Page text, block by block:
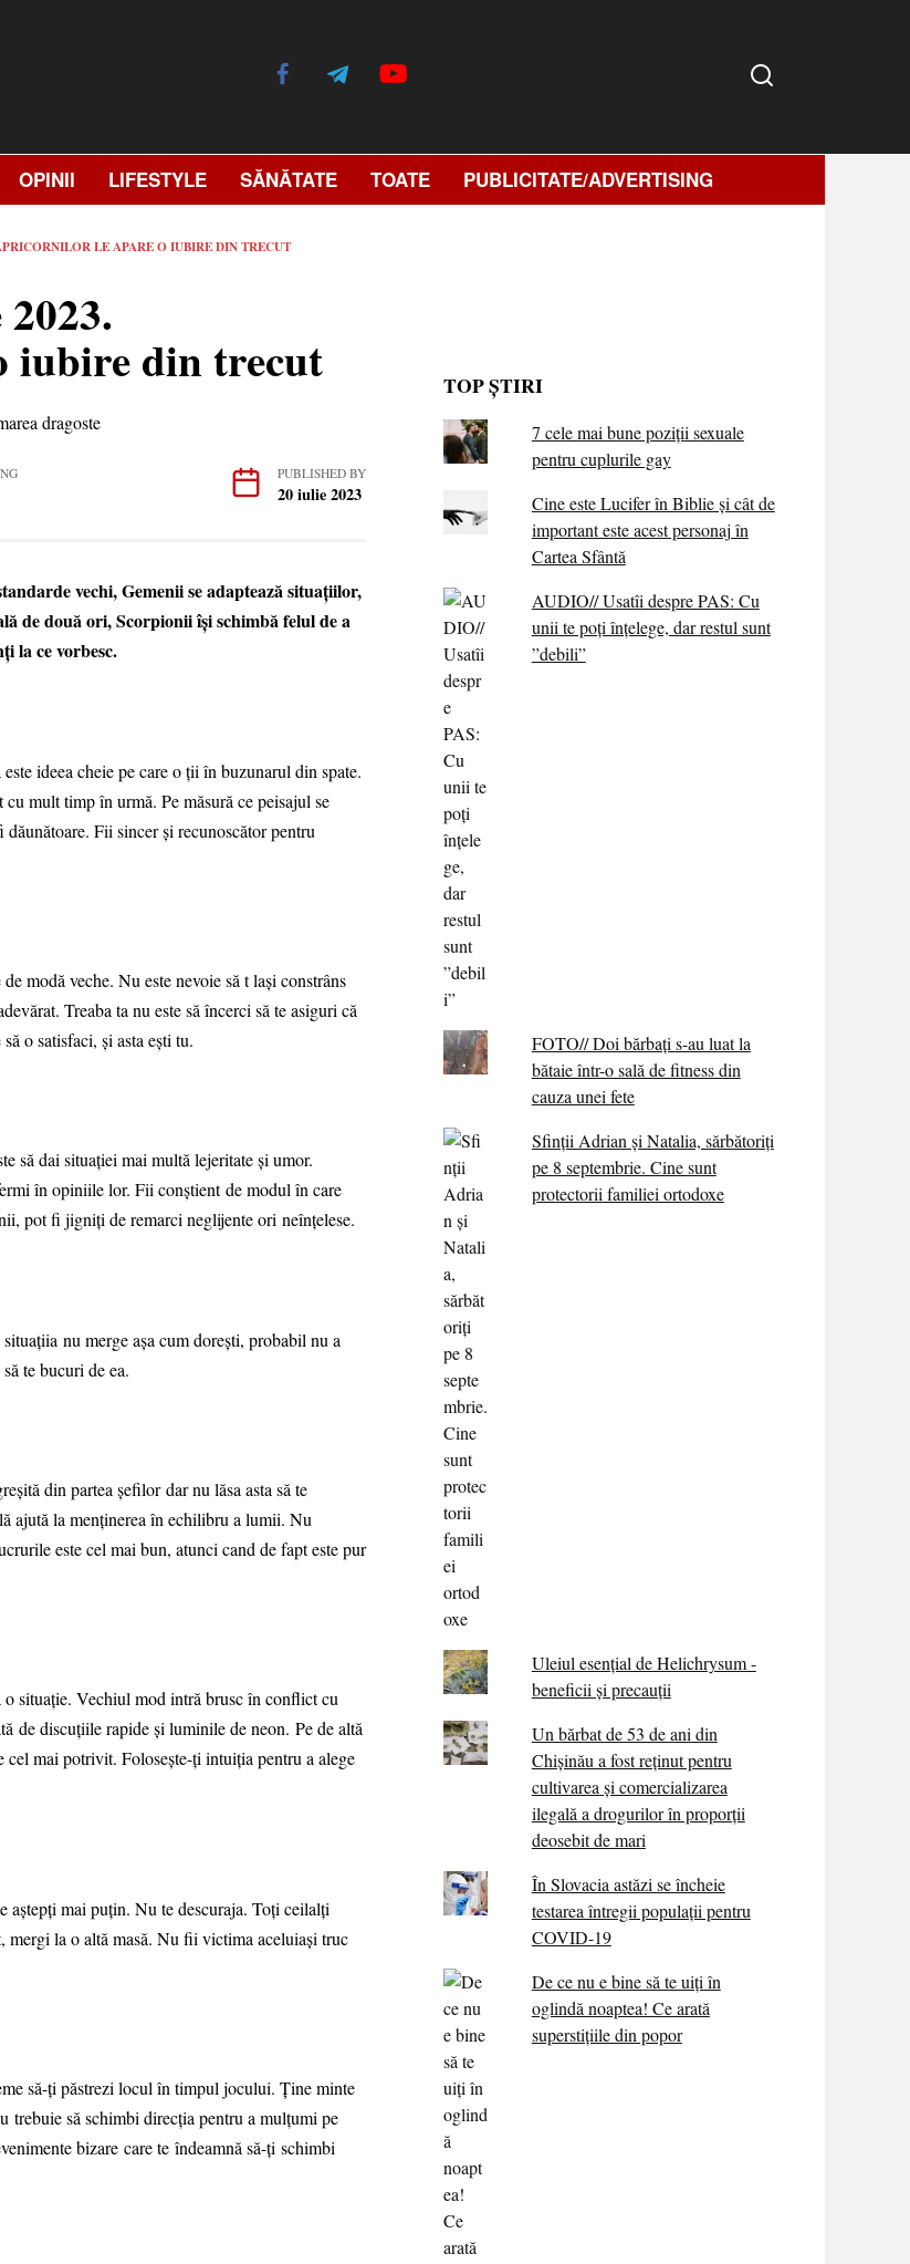
OPINII LIFESTYLE SĂNĂTATE TOATE PUBLICITATE/ADVERTISING
LE APARE O IUBIRE DIN TRECUT
iubire din trecut
PUBLISHED BY
20 iulie 2023
vechi, Gemenii se adaptează situațiilor,
de două ori, Scorpionii își schimbă felul de a
la ce vorbesc.
ideea cheie pe care o ții în buzunarul din spate.
mult timp în urmă. Pe măsură ce peisajul se
Fii sincer și recunoscător pentru
modă veche. Nu este nevoie să t lași constrâns
Treaba ta nu este să încerci să te asiguri că
o satisfaci, și asta ești tu.
să dai situației mai multă lejeritate și umor.
în opiniile lor. Fii conștient de modul în care
pot fi jigniți de remarci neglijente ori neînțelese.
nu merge așa cum dorești, probabil nu a
te bucuri de ea.
din partea șefilor dar nu lăsa asta să te
ajută la menținerea în echilibru a lumii. Nu
este cel mai bun, atunci cand de fapt este pur
o situație. Vechiul mod intră brusc în conflict cu
de discuțiile rapide și luminile de neon. Pe de altă
cel mai potrivit. Folosește-ți intuiția pentru a alege
aștepți mai puțin. Nu te descuraja. Toți ceilalți
mergi la o altă masă. Nu fii victima aceluiași truc
să-ți păstrezi locul în timpul jocului. Ține minte
trebuie să schimbi direcția pentru a mulțumi pe
bizare care te îndeamnă să-ți schimbi
TOP ȘTIRI
7 cele mai bune poziții sexuale
pentru cuplurile gay
Cine este Lucifer în Biblie și cât de
important este acest personaj în
Cartea Sfântă
AUDIO// Usatîi despre PAS: Cu
unii te poți înțelege, dar restul sunt
”debili”
FOTO// Doi bărbați s-au luat la
bătaie într-o sală de fitness din
cauza unei fete
Sfinții Adrian și Natalia, sărbătoriți
pe 8 septembrie. Cine sunt
protectorii familiei ortodoxe
Uleiul esențial de Helichrysum -
beneficii și precauții
Un bărbat de 53 de ani din
Chișinău a fost reținut pentru
cultivarea și comercializarea
ilegală a drogurilor în proporții
deosebit de mari
În Slovacia astăzi se încheie
testarea întregii populații pentru
COVID-19
De ce nu e bine să te uiți în
oglindă noaptea! Ce arată
superstițiile din popor